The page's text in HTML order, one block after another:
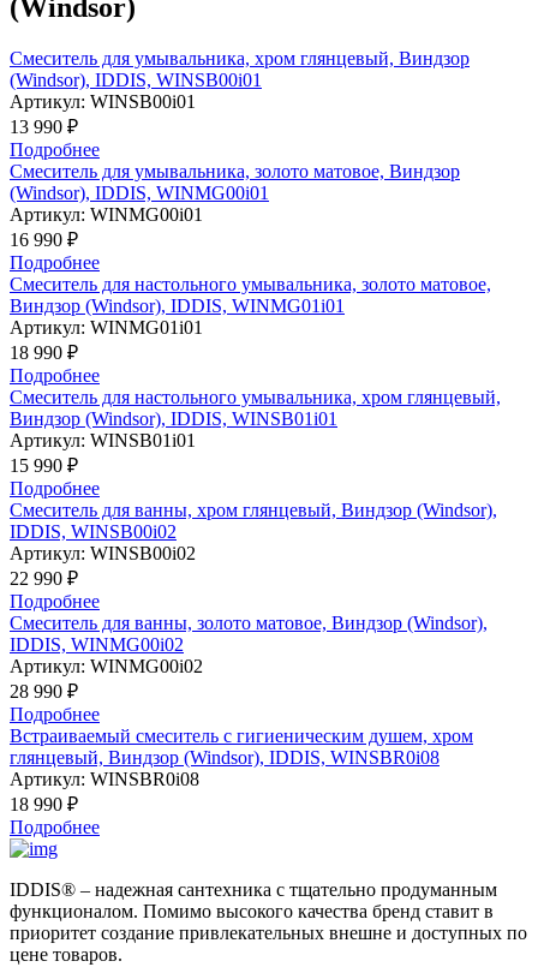
(Windsor)
Смеситель для умывальника, хром глянцевый, Виндзор
(Windsor), IDDIS, WINSB00i01
Артикул: WINSB00i01
13 990 ₽
Подробнее
Смеситель для умывальника, золото матовое, Виндзор
(Windsor), IDDIS, WINMG00i01
Артикул: WINMG00i01
16 990 ₽
Подробнее
Смеситель для настольного умывальника, золото матовое,
Виндзор (Windsor), IDDIS, WINMG01i01
Артикул: WINMG01i01
18 990 ₽
Подробнее
Смеситель для настольного умывальника, хром глянцевый,
Виндзор (Windsor), IDDIS, WINSB01i01
Артикул: WINSB01i01
15 990 ₽
Подробнее
Смеситель для ванны, хром глянцевый, Виндзор (Windsor),
IDDIS, WINSB00i02
Артикул: WINSB00i02
22 990 ₽
Подробнее
Смеситель для ванны, золото матовое, Виндзор (Windsor),
IDDIS, WINMG00i02
Артикул: WINMG00i02
28 990 ₽
Подробнее
Встраиваемый смеситель с гигиеническим душем, хром
глянцевый, Виндзор (Windsor), IDDIS, WINSBR0i08
Артикул: WINSBR0i08
18 990 ₽
Подробнее
IDDIS® – надежная сантехника с тщательно продуманным
функционалом. Помимо высокого качества бренд ставит в
приоритет создание привлекательных внешне и доступных по
цене товаров.